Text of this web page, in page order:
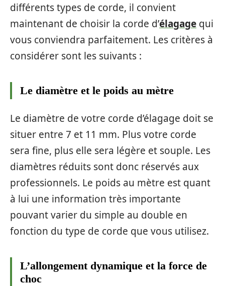
différents types de corde, il convient
maintenant de choisir la corde d’élagage qui
vous conviendra parfaitement. Les critères à
considérer sont les suivants :
Le diamètre et le poids au mètre
Le diamètre de votre corde d’élagage doit se
situer entre 7 et 11 mm. Plus votre corde
sera fine, plus elle sera légère et souple. Les
diamètres réduits sont donc réservés aux
professionnels. Le poids au mètre est quant
à lui une information très importante
pouvant varier du simple au double en
fonction du type de corde que vous utilisez.
L’allongement dynamique et la force de
choc